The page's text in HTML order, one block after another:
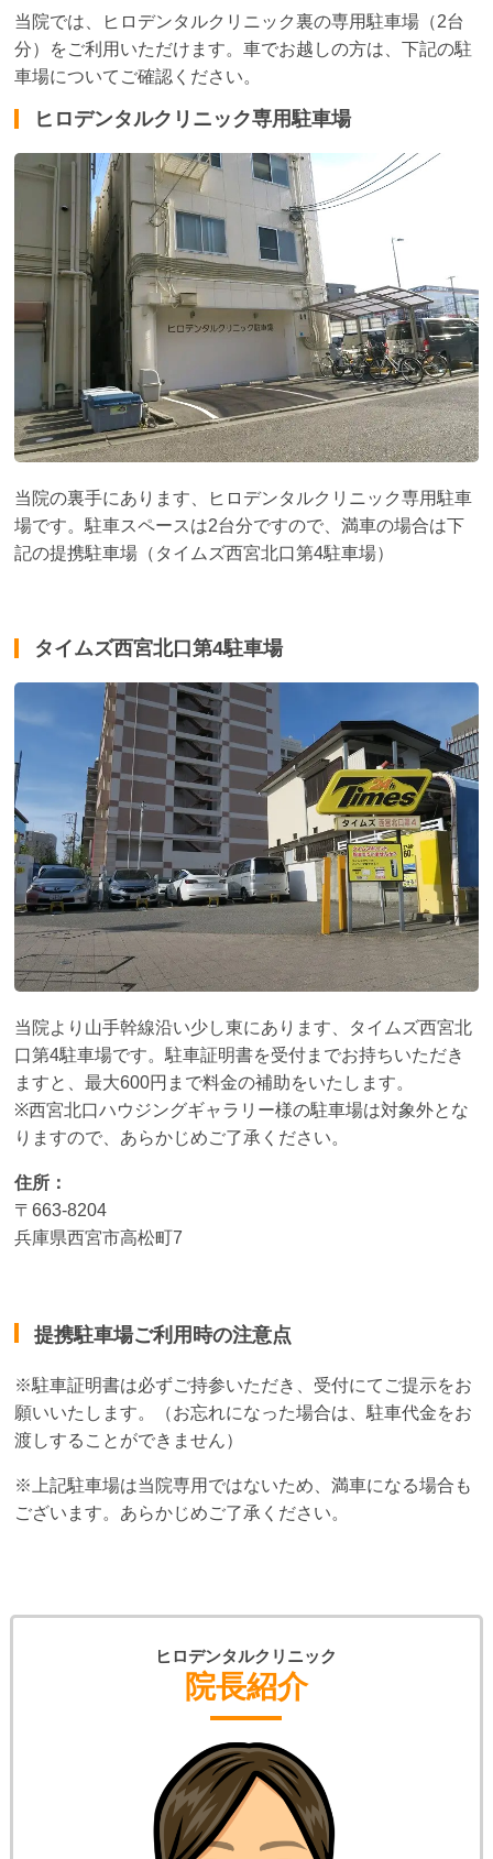
当院では、ヒロデンタルクリニック裏の専用駐車場（2台
分）をご利用いただけます。車でお越しの方は、下記の駐
車場についてご確認ください。
ヒロデンタルクリニック専用駐車場
当院の裏手にあります、ヒロデンタルクリニック専用駐車
場です。駐車スペースは2台分ですので、満車の場合は下
記の提携駐車場（タイムズ西宮北口第4駐車場）
タイムズ西宮北口第4駐車場
当院より山手幹線沿い少し東にあります、タイムズ西宮北
口第4駐車場です。駐車証明書を受付までお持ちいただき
ますと、最大600円まで料金の補助をいたします。
※西宮北口ハウジングギャラリー様の駐車場は対象外とな
りますので、あらかじめご了承ください。
住所：
〒663-8204
兵庫県西宮市高松町7
提携駐車場ご利用時の注意点
※駐車証明書は必ずご持参いただき、受付にてご提示をお
願いいたします。（お忘れになった場合は、駐車代金をお
渡しすることができません）
※上記駐車場は当院専用ではないため、満車になる場合も
ございます。あらかじめご了承ください。
ヒロデンタルクリニック
院長紹介